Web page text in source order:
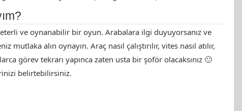
ve oynanabilir bir oyun. Arabalara ilgi duyuyorsanız ve
mutlaka alın oynayın. Araç nasıl çalıştırılır, vites nasıl atılır,
görev tekrarı yapınca zaten usta bir şoför olacaksınız 🙂
belirtebilirsiniz.